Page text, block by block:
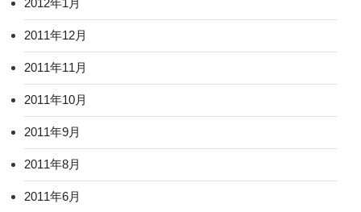
2012年1月
2011年12月
2011年11月
2011年10月
2011年9月
2011年8月
2011年6月